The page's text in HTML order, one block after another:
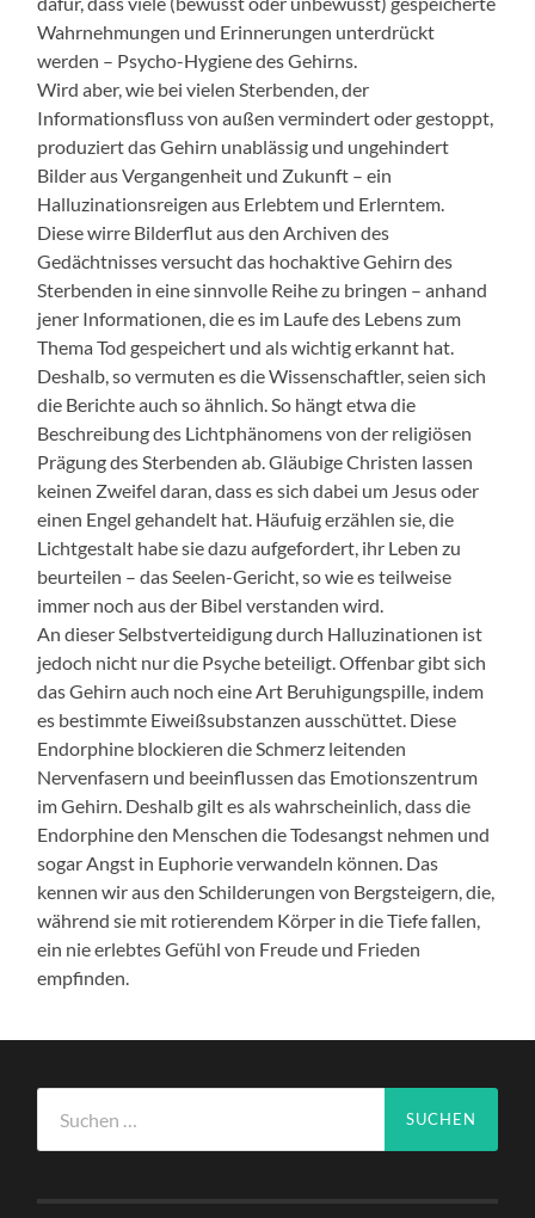
Wahrnehmungen und Erinnerungen unterdrückt
werden – Psycho-Hygiene des Gehirns.
Wird aber, wie bei vielen Sterbenden, der
Informationsfluss von außen vermindert oder gestoppt,
produziert das Gehirn unablässig und ungehindert
Bilder aus Vergangenheit und Zukunft – ein
Halluzinationsreigen aus Erlebtem und Erlerntem.
Diese wirre Bilderflut aus den Archiven des
Gedächtnisses versucht das hochaktive Gehirn des
Sterbenden in eine sinnvolle Reihe zu bringen – anhand
jener Informationen, die es im Laufe des Lebens zum
Thema Tod gespeichert und als wichtig erkannt hat.
Deshalb, so vermuten es die Wissenschaftler, seien sich
die Berichte auch so ähnlich. So hängt etwa die
Beschreibung des Lichtphänomens von der religiösen
Prägung des Sterbenden ab. Gläubige Christen lassen
keinen Zweifel daran, dass es sich dabei um Jesus oder
einen Engel gehandelt hat. Häufuig erzählen sie, die
Lichtgestalt habe sie dazu aufgefordert, ihr Leben zu
beurteilen – das Seelen-Gericht, so wie es teilweise
immer noch aus der Bibel verstanden wird.
An dieser Selbstverteidigung durch Halluzinationen ist
jedoch nicht nur die Psyche beteiligt. Offenbar gibt sich
das Gehirn auch noch eine Art Beruhigungspille, indem
es bestimmte Eiweißsubstanzen ausschüttet. Diese
Endorphine blockieren die Schmerz leitenden
Nervenfasern und beeinflussen das Emotionszentrum
im Gehirn. Deshalb gilt es als wahrscheinlich, dass die
Endorphine den Menschen die Todesangst nehmen und
sogar Angst in Euphorie verwandeln können. Das
kennen wir aus den Schilderungen von Bergsteigern, die,
während sie mit rotierendem Körper in die Tiefe fallen,
ein nie erlebtes Gefühl von Freude und Frieden
empfinden.
nach: